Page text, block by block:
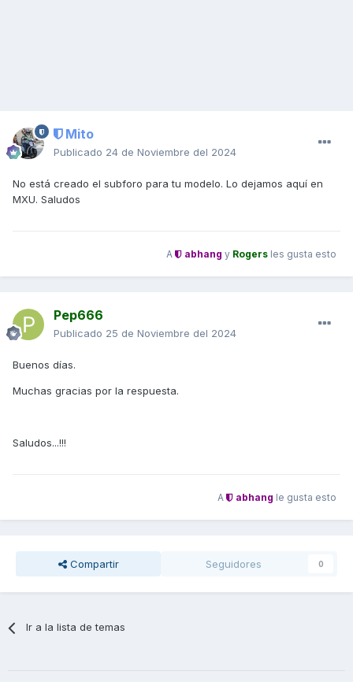
Mito
Publicado 24 de Noviembre del 2024
No está creado el subforo para tu modelo. Lo dejamos aquí en
MXU. Saludos
A abhang y Rogers les gusta esto
Pep666
Publicado 25 de Noviembre del 2024
Buenos días.
Muchas gracias por la respuesta.
Saludos...!!!
A abhang le gusta esto
Compartir Seguidores 0
Ir a la lista de temas